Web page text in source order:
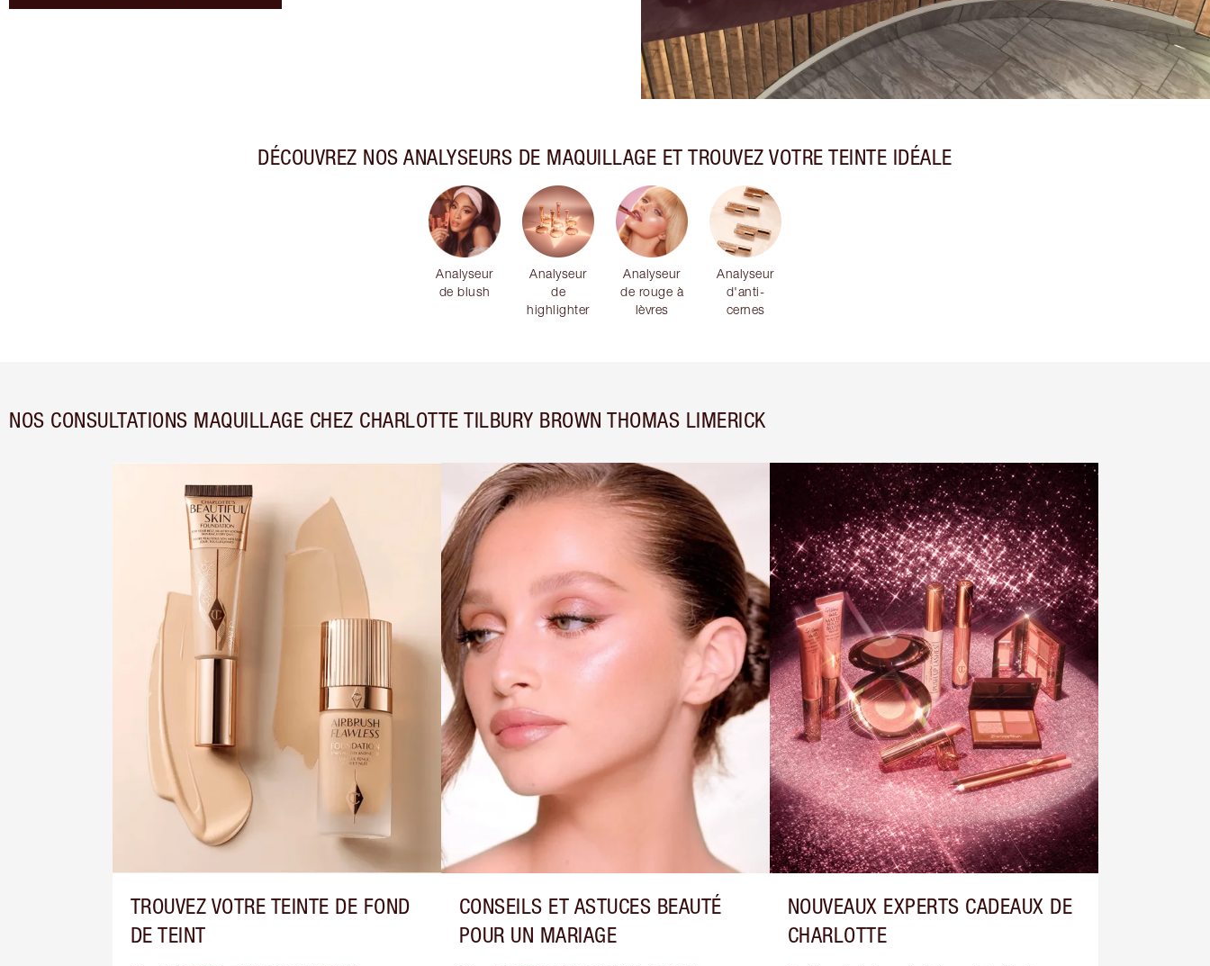
DÉCOUVREZ NOS ANALYSEURS DE MAQUILLAGE ET TROUVEZ VOTRE TEINTE IDÉALE
Analyseur
de blush
Analyseur
de
highlighter
Analyseur
de rouge à
lèvres
Analyseur
d'anti-
cernes
NOS CONSULTATIONS MAQUILLAGE CHEZ CHARLOTTE TILBURY BROWN THOMAS LIMERICK
TROUVEZ VOTRE TEINTE DE FOND
DE TEINT
CONSEILS ET ASTUCES BEAUTÉ
POUR UN MARIAGE
NOUVEAUX EXPERTS CADEAUX DE
CHARLOTTE